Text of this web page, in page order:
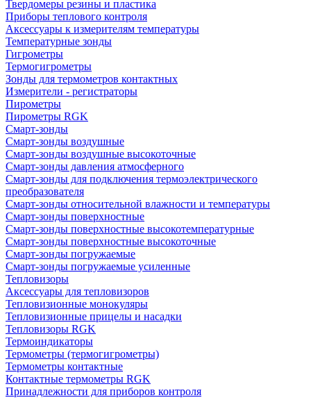
Твердомеры резины и пластика
Приборы теплового контроля
Аксессуары к измерителям температуры
Температурные зонды
Гигрометры
Термогигрометры
Зонды для термометров контактных
Измерители - регистраторы
Пирометры
Пирометры RGK
Смарт-зонды
Смарт-зонды воздушные
Смарт-зонды воздушные высокоточные
Смарт-зонды давления атмосферного
Смарт-зонды для подключения термоэлектрического
преобразователя
Смарт-зонды относительной влажности и температуры
Смарт-зонды поверхностные
Смарт-зонды поверхностные высокотемпературные
Смарт-зонды поверхностные высокоточные
Смарт-зонды погружаемые
Смарт-зонды погружаемые усиленные
Тепловизоры
Аксессуары для тепловизоров
Тепловизионные монокуляры
Тепловизионные прицелы и насадки
Тепловизоры RGK
Термоиндикаторы
Термометры (термогигрометры)
Термометры контактные
Контактные термометры RGK
Принадлежности для приборов контроля